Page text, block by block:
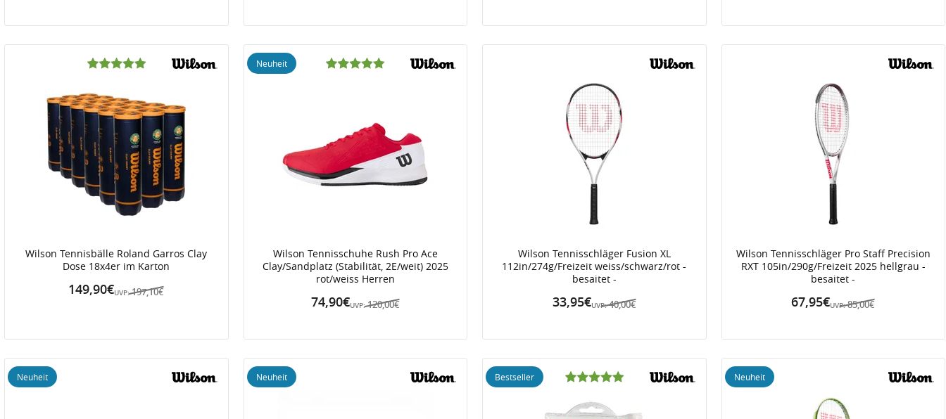
Wilson Tennisbälle Roland Garros Clay
Dose 18x4er im Karton
UVP: 197,10€
149,90€
Wilson Tennisschuhe Rush Pro Ace
Clay/Sandplatz (Stabilität, 2E/weit) 2025
rot/weiss Herren
UVP: 120,00€
74,90€
Neuheit
Wilson Tennisschläger Fusion XL
112in/274g/Freizeit weiss/schwarz/rot -
besaitet -
UVP: 40,00€
33,95€
Wilson Tennisschläger Pro Staff Precision
RXT 105in/290g/Freizeit 2025 hellgrau -
besaitet -
UVP: 85,00€
67,95€
Neuheit Neuheit Bestseller Neuheit